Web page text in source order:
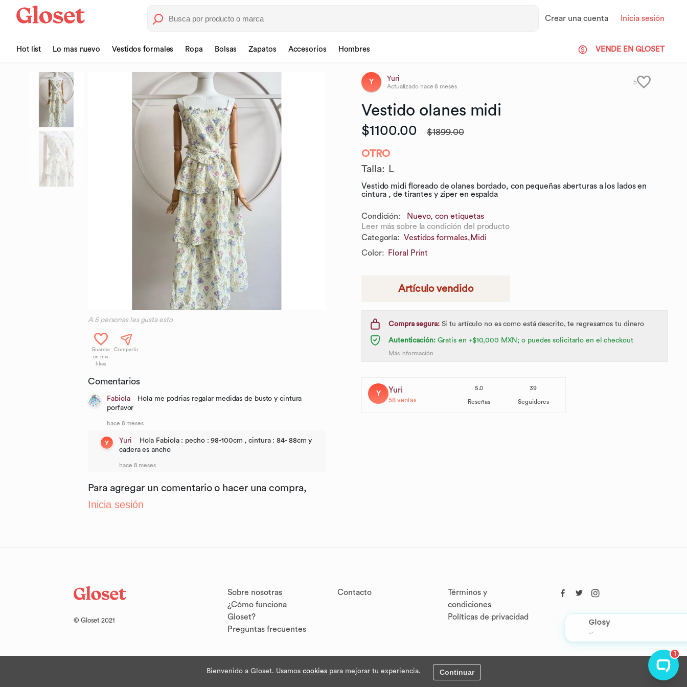
Bienvenido a Gloset. Usamos cookiespara mejorar tu experiencia. Continuar
Crear una cuenta Inicia sesión
Hot list Lo mas nuevo Vestidos formales Ropa Bolsas Zapatos Accesorios Hombres VENDE EN GLOSET
A 5personas les gusta esto
Guardar
en mis
likes
Compartir
Comentarios
Fabiola
Hola me podrias regalar medidas de busto y cintura
porfavor
hace 8 meses
Y Yuri
Hola Fabiola : pecho : 98-100cm , cintura : 84- 88cm y
cadera es ancho
hace 8 meses
Para agregar un comentario o hacer una compra,
Inicia sesión
Y Yuri
Actualizado hace 8 meses
5
Vestido olanes midi
$1100.00 $1899.00
OTRO
Talla: L
Vestido midi floreado de olanes bordado, con pequeñas aberturas a los lados en
cintura , de tirantes y ziper en espalda
Condición:
Nuevo, con etiquetas
Leer más sobre la condición del producto
Categoría: Vestidos formales, Midi
Color: Floral Print
Artículo vendido
Compra segura:Si tu artículo no es como está descrito, te regresamos tu dinero
Autenticación:Gratis en +$10,000 MXN; o puedes solicitarlo en el checkout
Más información
Y Yuri
58ventas
5.0
Reseñas
39
Seguidores
© Gloset 2021
Sobre nosotras
¿Cómo funciona
Gloset?
Preguntas frecuentes
Contacto
Términos y
condiciones
Políticas de privacidad